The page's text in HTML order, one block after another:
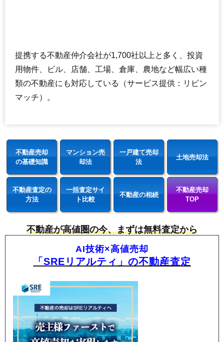
提携する不動産仲介会社が1,700社以上と多く、投資
用物件、ビル、店舗、工場、倉庫、農地など幅広い種
類の不動産にも対応している（サービス提供：リビン
マッチ）。
不動産売却
の基礎知識
マンション売
却法
一戸建て売却
法
土地売却法
不動産査定の
方法
一括査定サイ
ト比較
不動産の相続
不動産売却
TOP
不動産が高値圏の今、まずは無料査定から
AI技術×高値売却
「SREリアルティ」の不動産査定